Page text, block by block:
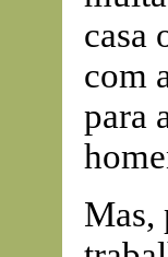
casa
com
para
Mas,